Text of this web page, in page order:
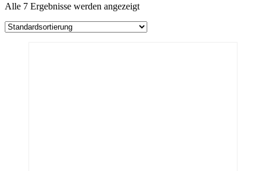
Alle 7 Ergebnisse werden angezeigt